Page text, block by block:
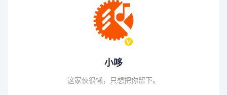
小哆
这家伙很懒，只想把你留下。